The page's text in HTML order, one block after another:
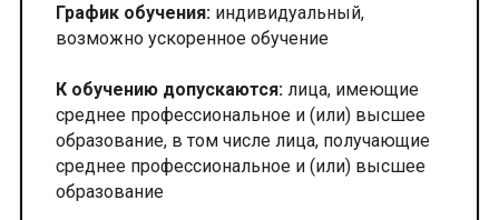
График обучения: индивидуальный,
возможно ускоренное обучение
К обучению допускаются: лица, имеющие
среднее профессиональное и (или) высшее
образование, в том числе лица, получающие
среднее профессиональное и (или) высшее
образование